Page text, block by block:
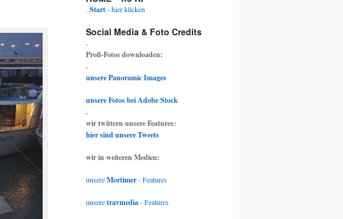
. Start- hier klicken
Social Media & Foto Credits
.
Profi-Fotos downloaden:
.
unsere Panoramic Images
unsere Fotos bei Adobe Stock
.
wir twittern unsere Features:
hier sind unsere Tweets
wir in weiteren Medien:
unsereMortimer- Features
unseretravmedia- Features